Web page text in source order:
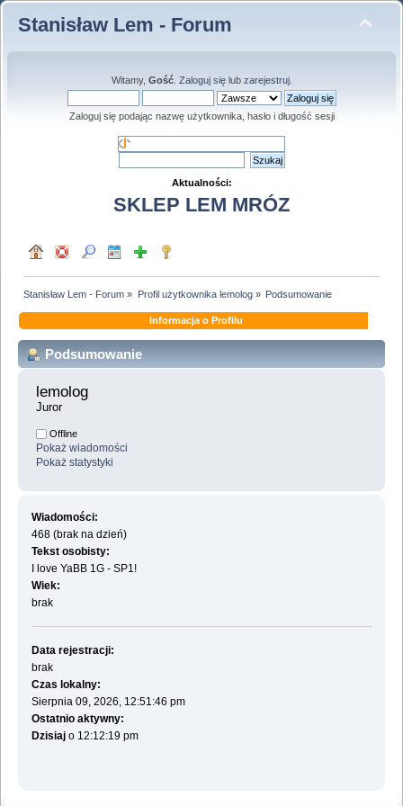
Stanisław Lem - Forum
Witamy, Gość. Zaloguj sięlub zarejestruj.
Zaloguj się podając nazwę użytkownika, hasło i długość sesji
Aktualności:
SKLEP LEM MRÓZ
Stanisław Lem - Forum » Profil użytkownika lemolog» Podsumowanie
Informacja o Profilu
Podsumowanie
lemolog
Juror
Offline
Pokaż wiadomości
Pokaż statystyki
Wiadomości:
468 (brak na dzień)
Tekst osobisty:
I love YaBB 1G - SP1!
Wiek:
brak
Data rejestracji:
brak
Czas lokalny:
Sierpnia 09, 2026, 12:51:46 pm
Ostatnio aktywny:
Dzisiajo 12:12:19 pm